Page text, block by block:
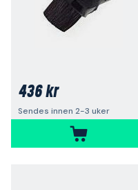
436 kr
Sendes innen 2-3 uker